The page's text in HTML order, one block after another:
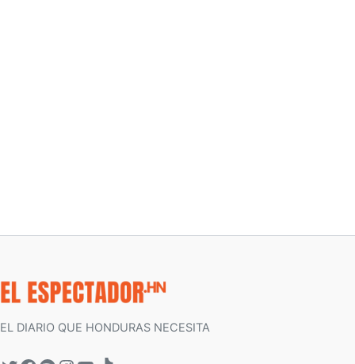
EL DIARIO QUE HONDURAS NECESITA